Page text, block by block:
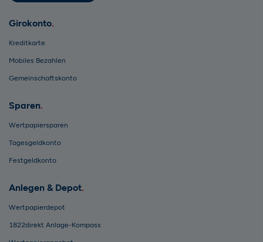
Girokonto
Kreditkarte
Mobiles Bezahlen
Gemeinschaftskonto
Sparen
Wertpapiersparen
Tagesgeldkonto
Festgeldkonto
Anlegen & Depot
Wertpapierdepot
1822direkt Anlage-Kompass